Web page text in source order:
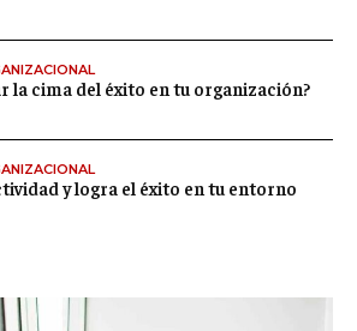
la cima del éxito en tu organización?
y logra el éxito en tu entorno